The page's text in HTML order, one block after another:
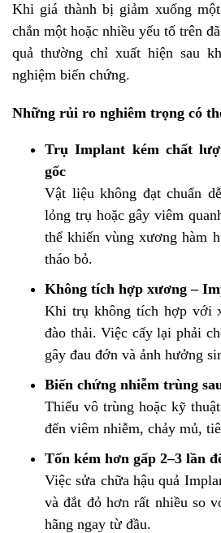
Khi giá thành bị giảm xuống
chắn một hoặc nhiều yếu tố trên
quả thường chỉ xuất hiện sau
nghiệm biến chứng.
Những rủi ro nghiêm trọng có
Trụ Implant kém chất
gốc
Vật liệu không đạt chuẩn
lỏng trụ hoặc gây viêm
thể khiến vùng xương hàm
tháo bỏ.
Không tích hợp xương –
Khi trụ không tích hợp với
đào thải. Việc cấy lại phải
gây đau đớn và ảnh hưởng
Biến chứng nhiễm trùng
Thiếu vô trùng hoặc kỹ
đến viêm nhiễm, chảy mủ,
Tốn kém hơn gấp 2–3 lần
Việc sửa chữa hậu quả
và đắt đỏ hơn rất nhiều so
hãng ngay từ đầu.